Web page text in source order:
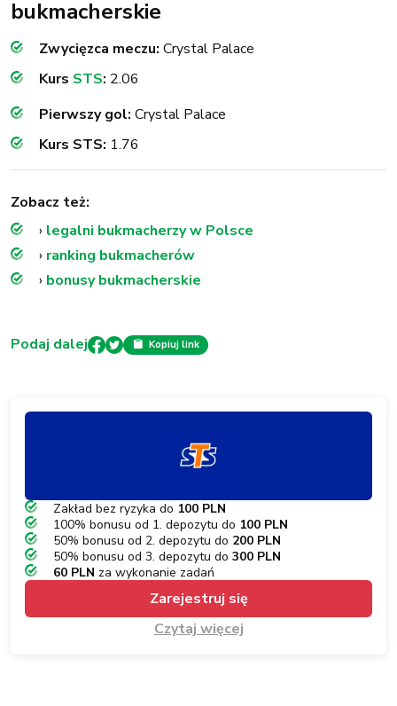
bukmacherskie
Zwycięzca meczu: Crystal Palace
Kurs STS: 2.06
Pierwszy gol: Crystal Palace
Kurs STS: 1.76
Zobacz też:
› legalni bukmacherzy w Polsce
› ranking bukmacherów
› bonusy bukmacherskie
Podaj dalej Kopiuj link
Zakład bez ryzyka do 100 PLN
100% bonusu od 1. depozytu do 100 PLN
50% bonusu od 2. depozytu do 200 PLN
50% bonusu od 3. depozytu do 300 PLN
60 PLN za wykonanie zadań
Zarejestruj się
Czytaj więcej